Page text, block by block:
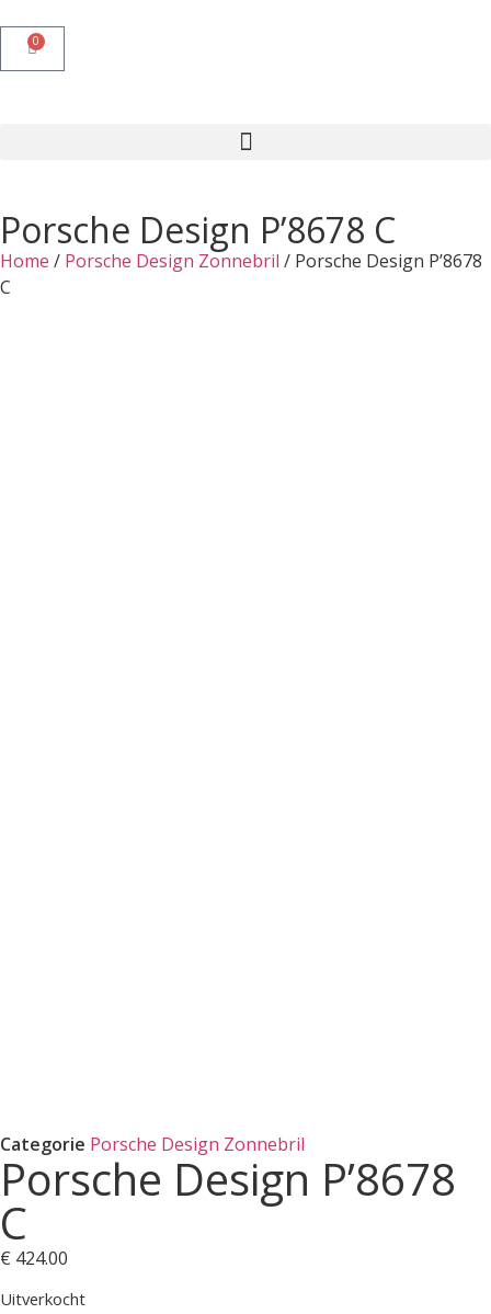
0
Porsche Design P’8678 C
Home / Porsche Design Zonnebril / Porsche Design P’8678
C
Categorie Porsche Design Zonnebril
Porsche Design P’8678
C
€ 424.00
Uitverkocht